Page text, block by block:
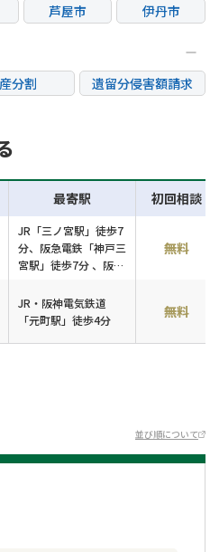
芦屋市
伊丹市
分割
遺留分侵害額請求
産調査
最寄駅 初回相談
JR「三ノ宮駅」徒歩7
分、阪急電鉄「神戸三
宮駅」徒歩7分 、阪神
歩6分
無料
JR・阪神電気鉄道
「元町駅」徒歩4分
無料
並び順について